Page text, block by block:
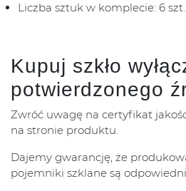
Liczba sztuk w komplecie: 6 szt.
Kupuj szkło
potwierdzonego
Zwróć uwagę na certyfikat
na stronie produktu.
Dajemy gwarancję, że
pojemniki szklane są